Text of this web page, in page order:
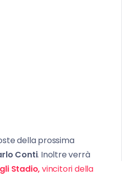
della prossima
Conti. Inoltre verrà
Stadio,vincitori della